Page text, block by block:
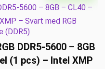
(DDR5)
DDR5-5600 – 8GB
(1 pcs) – Intel XMP